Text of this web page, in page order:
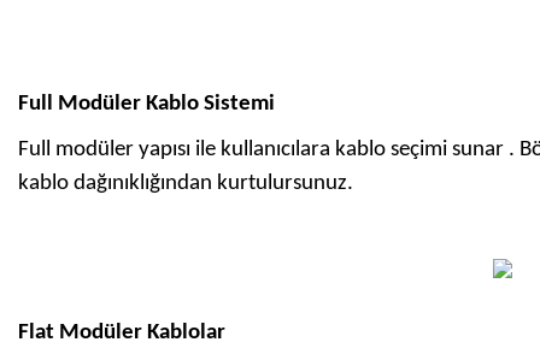
Full Modüler Kablo Sistemi
Full modüler yapısı ile kullanıcılara kablo seçimi sunar .
kablo dağınıklığından kurtulursunuz.
Flat Modüler Kablolar